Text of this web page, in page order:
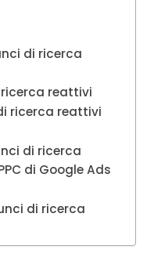
di ricerca
reattivi
ricerca reattivi
di ricerca
di Google Ads
di ricerca